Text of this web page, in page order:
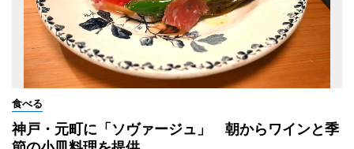
食べる
神戸・元町に「ソヴァージュ」 朝からワインと季